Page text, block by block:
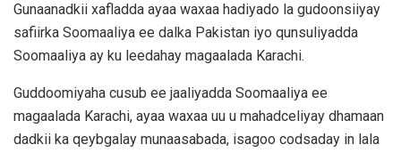
Gunaanadkii xafladda ayaa waxaa hadiyado la gudoonsiiyay
safiirka Soomaaliya ee dalka Pakistan iyo qunsuliyadda
Soomaaliya ay ku leedahay magaalada Karachi.
Guddoomiyaha cusub ee jaaliyadda Soomaaliya ee
magaalada Karachi, ayaa waxaa uu u mahadceliyay dhamaan
dadkii ka qeybgalay munaasabada, isagoo codsaday in lala